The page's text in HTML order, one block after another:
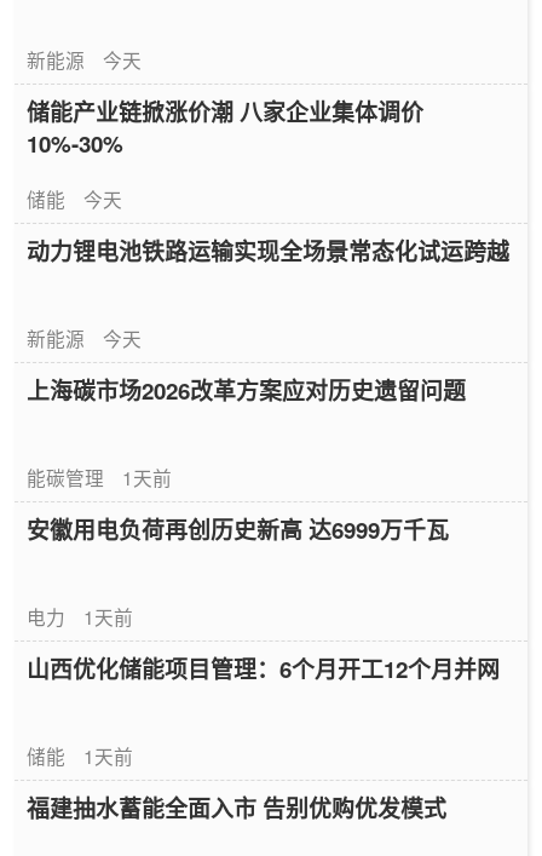
新能源 今天
储能产业链掀涨价潮 八家企业集体调价
10%-30%
储能 今天
动力锂电池铁路运输实现全场景常态化试运跨越
新能源 今天
上海碳市场2026改革方案应对历史遗留问题
能碳管理 1天前
安徽用电负荷再创历史新高 达6999万千瓦
电力 1天前
山西优化储能项目管理：6个月开工12个月并网
储能 1天前
福建抽水蓄能全面入市 告别优购优发模式